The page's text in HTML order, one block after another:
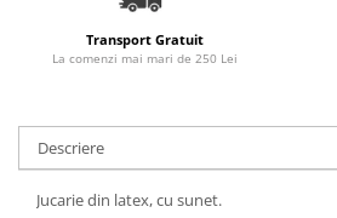
Transport Gratuit
La comenzi mai mari de 250 Lei
Descriere
Jucarie din latex, cu sunet.